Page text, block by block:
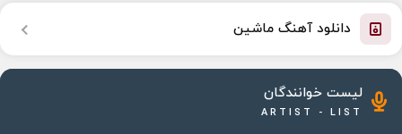
دانلود آهنگ ماشین
لیست خوانندگان
ARTIST - LIST